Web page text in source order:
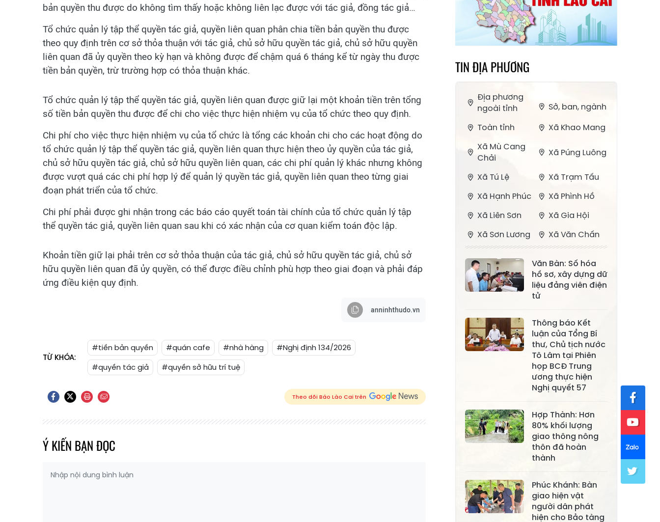
bản quyền thu được do không tìm thấy hoặc không liên lạc được với tác giả, đồng tác giả…
Tổ chức quản lý tập thể quyền tác giả, quyền liên quan phân chia tiền bản quyền thu được
theo quy định trên cơ sở thỏa thuận với tác giả, chủ sở hữu quyền tác giả, chủ sở hữu quyền
liên quan đã ủy quyền theo kỳ hạn và không được để chậm quá 6 tháng kể từ ngày thu được
tiền bản quyền, trừ trường hợp có thỏa thuận khác.
Tổ chức quản lý tập thể quyền tác giả, quyền liên quan được giữ lại một khoản tiền trên tổng
số tiền bản quyền thu được để chi cho việc thực hiện nhiệm vụ của tổ chức theo quy định.
Chi phí cho việc thực hiện nhiệm vụ của tổ chức là tổng các khoản chi cho các hoạt động do
tổ chức quản lý tập thể quyền tác giả, quyền liên quan thực hiện theo ủy quyền của tác giả,
chủ sở hữu quyền tác giả, chủ sở hữu quyền liên quan, các chi phí quản lý khác nhưng không
được vượt quá các chi phí hợp lý để quản lý quyền tác giả, quyền liên quan theo từng giai
đoạn phát triển của tổ chức.
Chi phí phải được ghi nhận trong các báo cáo quyết toán tài chính của tổ chức quản lý tập
thể quyền tác giả, quyền liên quan sau khi có xác nhận của cơ quan kiểm toán độc lập.
Khoản tiền giữ lại phải trên cơ sở thỏa thuận của tác giả, chủ sở hữu quyền tác giả, chủ sở
hữu quyền liên quan đã ủy quyền, có thể được điều chỉnh phù hợp theo giai đoạn và phải đáp
ứng điều kiện quy định.
anninhthudo.vn
TỪ KHÓA:
#tiền bản quyền #quán cafe #nhà hàng
#Nghị định 134/2026
#quyền tác giả
#quyền sở hữu trí tuệ
Theo dõi Báo Lào Cai trên
Ý KIẾN BẠN ĐỌC
TIN ĐỊA PHƯƠNG
Địa phương
ngoài tỉnh
Sở, ban, ngành
Toàn tỉnh
Xã Khao Mang
Xã Mù Cang
Chải
Xã Púng Luông
Xã Tú Lệ
Xã Trạm Tấu
Xã Hạnh Phúc
Xã Phình Hồ
Xã Liên Sơn
Xã Gia Hội
Xã Sơn Lương
Xã Văn Chấn
Bằng La
Xã Chấn Thịnh
Xã Nghĩa Tâm
Xã Phong Dụ
Xã Đông
Cuông
Xã Tân Hợp
Xã Xuân Ái
Xã Lâm
Thượng
Xã Lục Yên
Xã Tân Lĩnh
Xã Khánh Hòa
Xã Phúc Lợi
Xã Cảm Nhân
Xã Yên Bình
Xã Bảo Ái
Xã Trấn Yên
Xã Hưng
Văn Bàn: Số hóa
hồ sơ, xây dựng dữ
liệu đảng viên điện
tử
Thông báo Kết
luận của Tổng Bí
thư, Chủ tịch nước
Tô Lâm tại Phiên
họp BCĐ Trung
ương thực hiện
Nghị quyết 57
Hợp Thành: Hơn
80% khối lượng
giao thông nông
thôn đã hoàn
thành
Phúc Khánh: Bàn
giao hiện vật
người dân phát
hiện cho Bảo tàng